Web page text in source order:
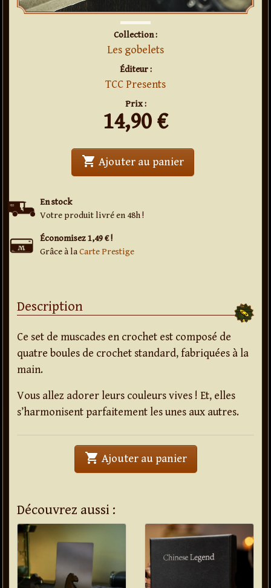
Collection :
Les gobelets
Éditeur :
TCC Presents
Prix :
14,90 €
En stock
Votre produit livré en 48h !
Économisez 1,49 € !
Grâce à laCarte Prestige
shopping_cart Ajouter au panier' . Muscades
Description
Ce set de muscades en crochet est composé de
quatre boules de crochet standard, fabriquées à la
main.
Vous allez adorer leurs couleurs vives ! Et, elles
s’harmonisent parfaitement les unes aux autres.
shopping_cart Ajouter au panier' . Muscades
Découvrez aussi :